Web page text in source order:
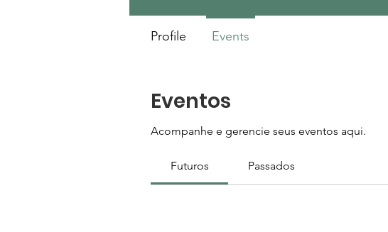
Eventos
Acompanhe e gerencie seus eventos aqui.
Futuros Passados
Profile Events